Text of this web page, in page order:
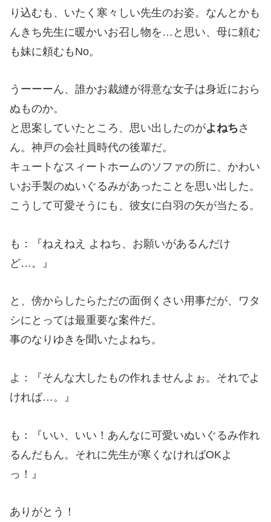
り込むも、いたく寒々しい先生のお姿。なんとかも
んきち先生に暖かいお召し物を…と思い、母に頼む
も妹に頼むもNo。
うーーーん、誰かお裁縫が得意な女子は身近におら
ぬものか。
と思案していたところ、思い出したのがよねちさ
ん。神戸の会社員時代の後輩だ。
キュートなスィートホームのソファの所に、かわい
いお手製のぬいぐるみがあったことを思い出した。
こうして可愛そうにも、彼女に白羽の矢が当たる。
も：『ねえねえ よねち、お願いがあるんだけ
ど…。』
と、傍からしたらただの面倒くさい用事だが、ワタ
シにとっては最重要な案件だ。
事のなりゆきを聞いたよねち。
よ：『そんな大したもの作れませんよぉ。それでよ
ければ…。』
も：『いい、いい！あんなに可愛いぬいぐるみ作れ
るんだもん。それに先生が寒くなければOKよ
っ！』
ありがとう！